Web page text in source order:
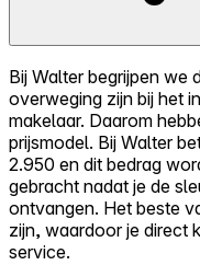
Bij Walter begrijpen we
overweging zijn bij het
makelaar. Daarom
prijsmodel. Bij Walter
2.950 en dit bedrag
gebracht nadat je de
ontvangen. Het beste
zijn, waardoor je direct
service.